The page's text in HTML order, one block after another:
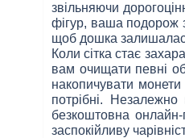
звільняючи
фігур, ваша подорож
щоб дошка
Коли сітка стає
вам очищати певні
накопичувати
потрібні.
безкоштовна
заспокійливу